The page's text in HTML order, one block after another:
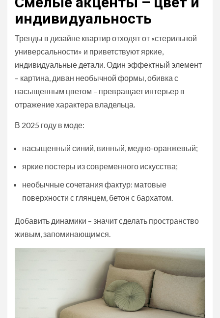
индивидуальность
Тренды в дизайне квартир отходят от «стерильной
универсальности» и приветствуют яркие,
индивидуальные детали. Один эффектный элемент
– картина, диван необычной формы, обивка с
насыщенным цветом – превращает интерьер в
отражение характера владельца.
В 2025 году в моде:
насыщенный синий, винный, медно-оранжевый;
яркие постеры из современного искусства;
необычные сочетания фактур: матовые
поверхности с глянцем, бетон с бархатом.
Добавить динамики – значит сделать пространство
живым, запоминающимся.